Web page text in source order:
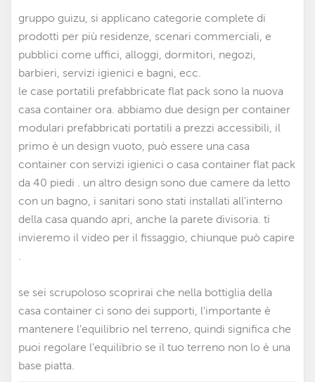
gruppo guizu, si applicano categorie complete di
prodotti per più residenze, scenari commerciali, e
pubblici come uffici, alloggi, dormitori, negozi,
barbieri, servizi igienici e bagni, ecc.
le case portatili prefabbricate flat pack sono la nuova
casa container ora. abbiamo due design per container
modulari prefabbricati portatili a prezzi accessibili il
primo è un design vuoto, può essere una casa
container con servizi igienici o casa container flat pack
da 40 piedi . un altro design sono due camere da letto
con un bagno, i sanitari sono stati installati all'interno
della casa quando apri, anche la parete divisoria. ti
invieremo il video per il fissaggio, chiunque può capire
se sei scrupoloso scoprirai che nella bottiglia della
casa container ci sono dei supporti, l'importante è
mantenere l'equilibrio nel terreno, quindi significa che
puoi regolare l'equilibrio se il tuo terreno non lo è una
base piatta.